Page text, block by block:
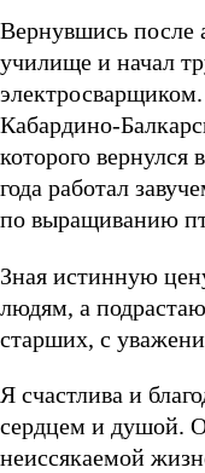
Вернувшись после
училище и начал
Кабардино-
которого
года работал
по выращиванию
Зная истинную
людям, а
старших, с
Я счастлива и
сердцем и душой.
неиссякаемой